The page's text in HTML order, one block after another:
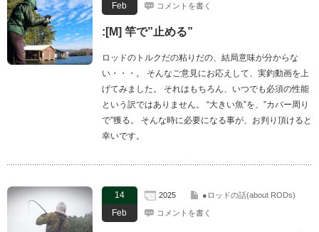
Feb
コメントを書く
:[M] 竿で”止める”
ロッドのトルクだの粘りだの、結局意味が分からな
い・・・。 そんなご意見にお応えして、実釣動画を上
げてみました。 それはもちろん、いつでも必須の性能
という訳ではありません。 “大きい魚”を、”カバー周り
で”獲る。 そんな時に必要になる事が、お判り頂けると
幸いです。
14
Feb
2025 ●ロッドの話(about RODs)
コメントを書く